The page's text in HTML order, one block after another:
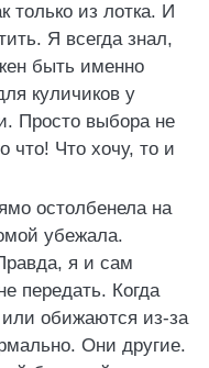
только из лотка. И
Я всегда знал,
быть именно
куличиков у
Просто выбора не
что! Что хочу, то и
остолбенела на
убежала.
я и сам
передать. Когда
обижаются из-за
Они другие.